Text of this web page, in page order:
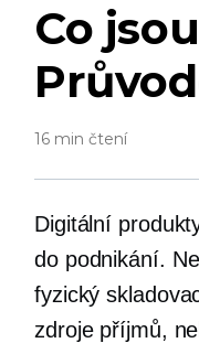
Co
16 min čtení
Digitální
do podnikání.
fyzický
zdroje příjmů,